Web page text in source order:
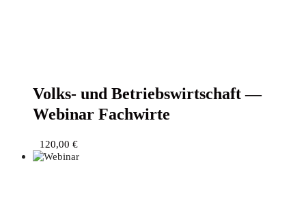
Volks- und Betriebs­wirt­schaft —
Web­i­nar Fachwirte
120,00 €